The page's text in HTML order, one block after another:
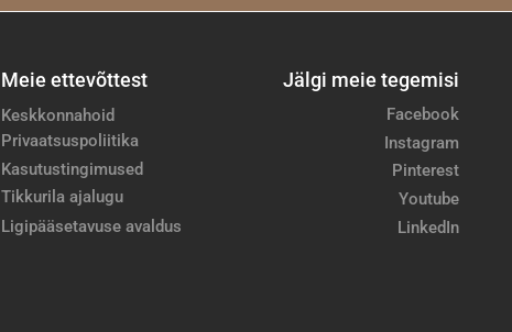
Meie ettevõttest
Keskkonnahoid
Privaatsuspoliitika
Kasutustingimused
Tikkurila ajalugu
Ligipääsetavuse avaldus
Jälgi meie tegemisi
Facebook
Instagram
Pinterest
Youtube
LinkedIn